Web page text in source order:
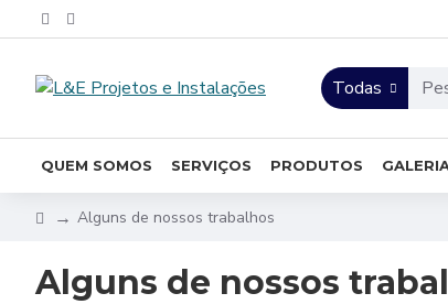
Todas
QUEM SOMOS SERVIÇOS PRODUTOS
Alguns de nossos trabalhos
Alguns de nossos